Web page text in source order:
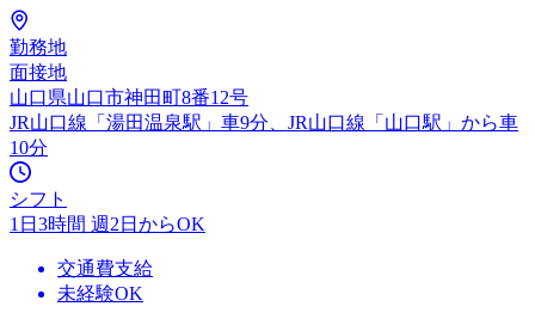
勤務地
面接地
山口県山口市神田町8番12号
JR山口線「湯田温泉駅」車9分、JR山口線「山口駅」から車
10分
シフト
1日3時間 週2日からOK
交通費支給
未経験OK